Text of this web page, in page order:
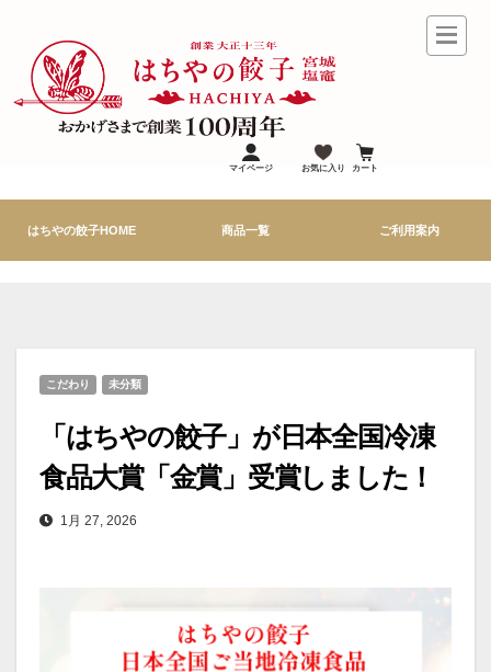
ツ
はちやの餃子HOME 商品一覧 ご利用案内
こだわり 未分類
「はちやの餃子」が日本全国冷凍
食品大賞「金賞」受賞しました！
1月 27, 2026